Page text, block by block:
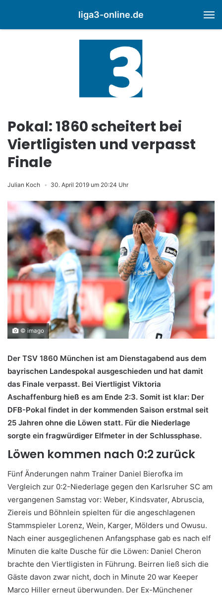
liga3-online.de
Pokal: 1860 scheitert bei
Viertligisten und verpasst
Finale
Julian Koch 30. April 2019 um 20:24 Uhr
© imago
Der TSV 1860 München ist am Dienstagabend aus dem
bayrischen Landespokal ausgeschieden und hat damit
das Finale verpasst. Bei Viertligist Viktoria
Aschaffenburg hieß es am Ende 2:3. Somit ist klar: Der
DFB-Pokal findet in der kommenden Saison erstmal seit
25 Jahren ohne die Löwen statt. Für die Niederlage
sorgte ein fragwürdiger Elfmeter in der Schlussphase.
Löwen kommen nach 0:2 zurück
Fünf Änderungen nahm Trainer Daniel Bierofka im
Vergleich zur 0:2-Niederlage gegen den Karlsruher SC am
vergangenen Samstag vor: Weber, Kindsvater, Abruscia,
Ziereis und Böhnlein spielten für die angeschlagenen
Stammspieler Lorenz, Wein, Karger, Mölders und Owusu.
Nach einer ausgeglichenen Anfangsphase gab es nach elf
Minuten die kalte Dusche für die Löwen: Daniel Cheron
brachte den Viertligisten in Führung. Beirren ließ sich die
Gäste davon zwar nicht, doch in Minute 20 war Keeper
Marco Hiller erneut überwunden. Der Ex-Münchener